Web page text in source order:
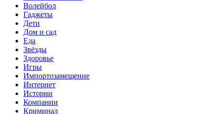
Волейбол
Гаджеты
Дети
Дом и сад
Еда
Звёзды
Здоровье
Игры
Импортозамещение
Интернет
Истории
Компании
Криминал